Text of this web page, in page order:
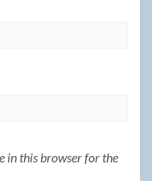
in this browser for the